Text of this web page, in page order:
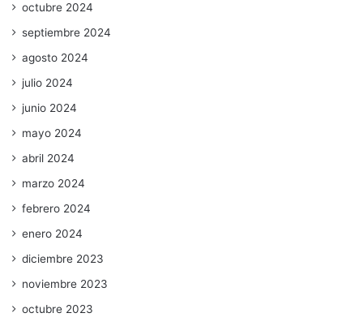
octubre 2024
septiembre 2024
agosto 2024
julio 2024
junio 2024
mayo 2024
abril 2024
marzo 2024
febrero 2024
enero 2024
diciembre 2023
noviembre 2023
octubre 2023